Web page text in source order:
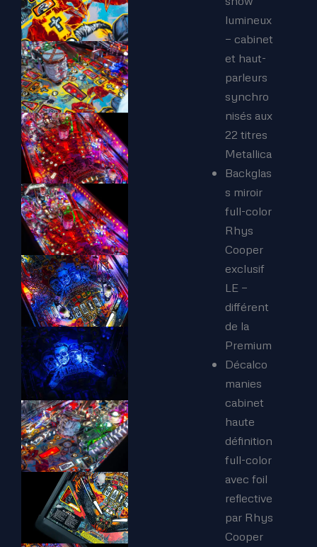
lumineux
— cabinet
et haut-
parleurs
synchro
nisés aux
22 titres
Metallica
Backglas
s miroir
full-color
Rhys
Cooper
exclusif
LE —
différent
de la
Premium
Décalco
manies
cabinet
haute
définition
full-color
avec foil
reflective
par Rhys
Cooper